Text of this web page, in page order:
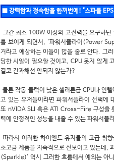
■ 강력함과 정숙함을 한꺼번에! "스파클
그간 최소 100W 이상의 고전력을 요구하
를 보이게 되면서, '파워서플라이(Power
거라고 예상하는 이들이 많을 줄로 안다. 그
당한 시일이 필요할 것이고, CPU 못지 않게
결코 간과해선 안되지 않는가?
물론 작동 클럭이 낮은 셀러론급 CPU나 인
고 있는 유저들이라면 파워서플라이 선택에
또 nVIDA SLI 혹은 ATI Cross-Fire 구성을
력에 안정적인 성능을 내줄 수 있는 파워서플
따라서 이러한 하이엔드 유저들의 고급 취
초고급 제품을 지속적으로 선보이고 있는데,
(Sparkle)' 역시 그러한 흐름에서 예외는 아